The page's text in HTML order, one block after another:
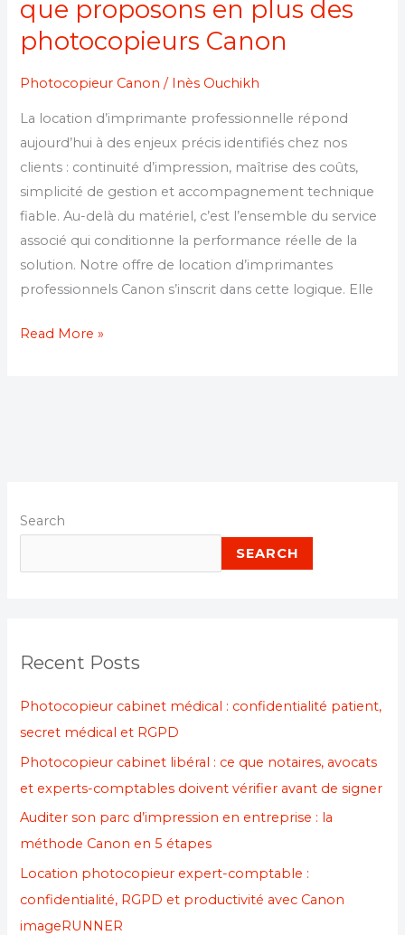
que proposons en plus des
photocopieurs Canon
Photocopieur Canon / Inès Ouchikh
La location d’imprimante professionnelle répond
aujourd’hui à des enjeux précis identifiés chez nos
clients : continuité d’impression, maîtrise des coûts,
simplicité de gestion et accompagnement technique
fiable. Au-delà du matériel, c’est l’ensemble du service
associé qui conditionne la performance réelle de la
solution. Notre offre de location d’imprimantes
professionnels Canon s’inscrit dans cette logique. Elle
Read More »
Search
SEARCH
Recent Posts
Photocopieur cabinet médical : confidentialité patient,
secret médical et RGPD
Photocopieur cabinet libéral : ce que notaires, avocats
et experts-comptables doivent vérifier avant de signer
Auditer son parc d’impression en entreprise : la
méthode Canon en 5 étapes
Location photocopieur expert-comptable :
confidentialité, RGPD et productivité avec Canon
imageRUNNER